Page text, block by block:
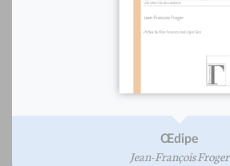
Œdipe
Jean-François Froger